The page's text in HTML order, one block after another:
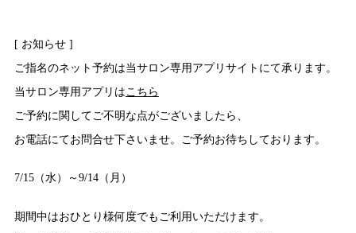
[ お知らせ ]
ご指名のネット予約は当サロン専用アプリサイトにて承ります。
当サロン専用アプリはこちら
ご予約に関してご不明な点がございましたら、
お電話にてお問合せ下さいませ。ご予約お待ちしております。
7/15（水）～9/14（月）
期間中はおひとり様何度でもご利用いただけます。